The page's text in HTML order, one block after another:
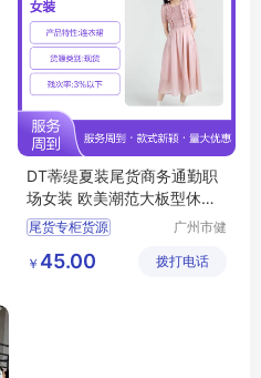
DT蒂缇夏装尾货商务通勤职
场女装 欧美潮范大板型休闲
风
尾货专柜货源
商务通勤职场女装
广州市健
限公司
￥ 45.00 拨打电话